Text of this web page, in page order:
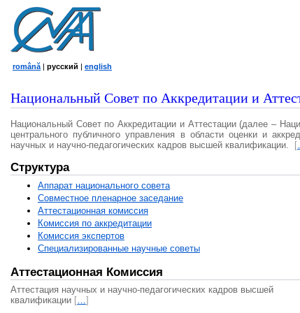
română | русский | english
Национальный Совет по Аккредитации и
Национальный Совет по Аккредитации и Аттестации (далее –
центрального публичного управления в области оценки и
научных и научно-педагогических кадров высшей квалификации.
[
Структура
Аппарат национального совета
Совместное пленарное заседание
Аттестационная комисcия
Комиссия по аккредитации
Комиссия экспертов
Специализированные научные советы
Аттестационная Комиссия
Аттестация научных и научно-педагогических кадров высшей
квалификации […]